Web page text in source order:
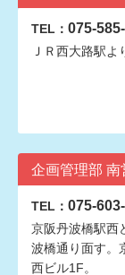
TEL： 075-
ＪＲ西大路駅よ
企画管理部 南
TEL： 075-
京阪丹波橋駅西
波橋通り面す。
西ビル1F。